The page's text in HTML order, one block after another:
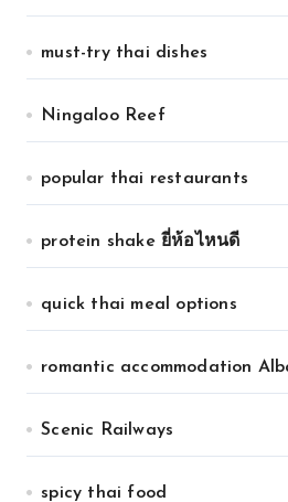
must-try thai dishes
Ningaloo Reef
popular thai restaurants
protein shake ยี่ห้อไหนดี
quick thai meal options
romantic accommodation
Scenic Railways
spicy thai food